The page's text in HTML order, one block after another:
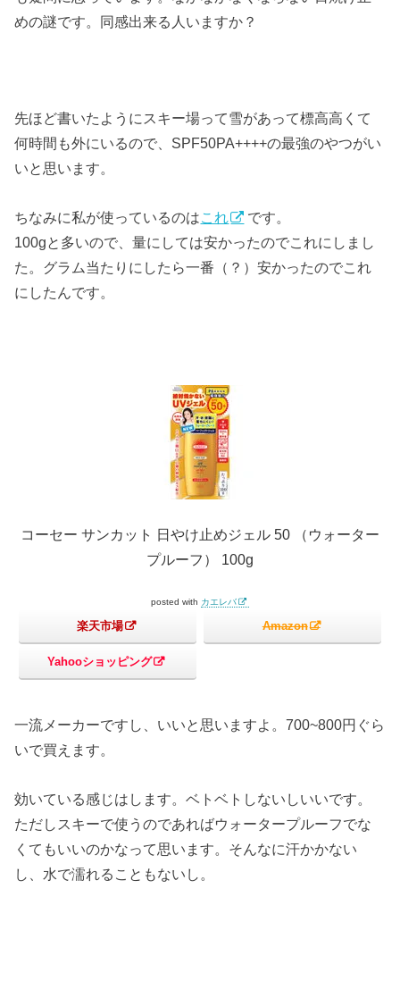
めの謎です。同感出来る人いますか？
先ほど書いたようにスキー場って雪があって標高高くて
何時間も外にいるので、SPF50PA++++の最強のやつがい
いと思います。
ちなみに私が使っているのはこれ
です。
100gと多いので、量にしては安かったのでこれにしまし
た。グラム当たりにしたら一番（？）安かったのでこれ
にしたんです。
コーセー サンカット 日やけ止めジェル 50 （ウォーター
プルーフ） 100g
posted with カエレバ
楽天市場 Amazon
Yahooショッピング
一流メーカーですし、いいと思いますよ。700~800円ぐら
いで買えます。
効いている感じはします。ベトベトしないしいいです。
ただしスキーで使うのであればウォータープルーフでな
くてもいいのかなって思います。そんなに汗かかない
し、水で濡れることもないし。